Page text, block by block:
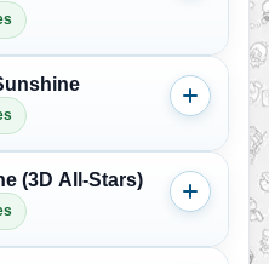
(3D All-Stars)